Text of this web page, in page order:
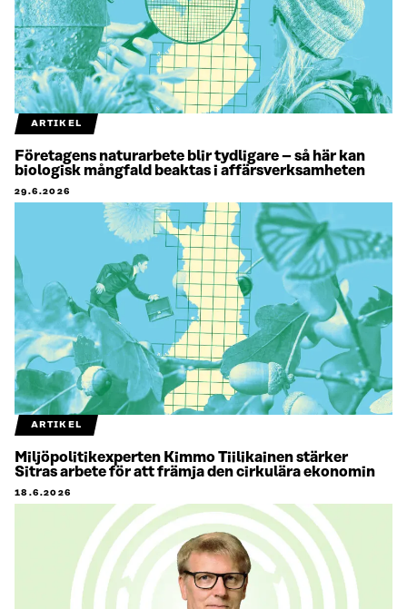
ARTIKEL
Företagens naturarbete blir tydligare – så här kan
biologisk mångfald beaktas i affärsverksamheten
29.6.2026
ARTIKEL
Miljöpolitikexperten Kimmo Tiilikainen stärker
Sitras arbete för att främja den cirkulära ekonomin
18.6.2026